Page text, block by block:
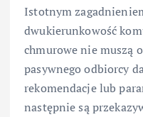
Istotnym
dwukierunkowość
chmurowe nie muszą
pasywnego odbiorcy
rekomendacje lub
następnie są